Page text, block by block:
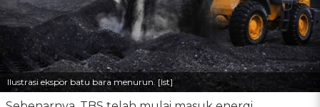
Ilustrasi ekspor batu bara menurun. [Ist]